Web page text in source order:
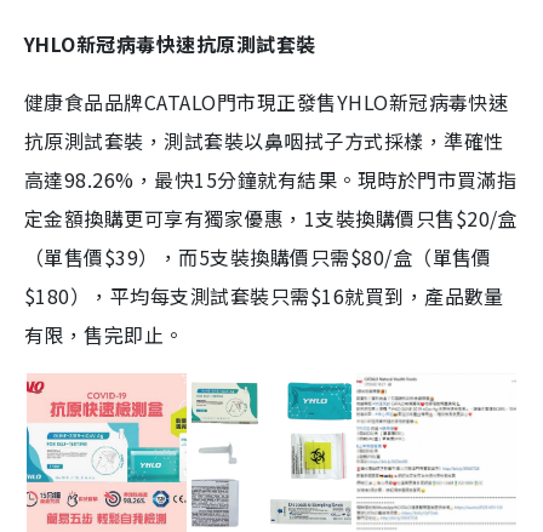
YHLO新冠病毒快速抗原測試套裝
健康食品品牌CATALO門市現正發售YHLO新冠病毒快速
抗原測試套裝，測試套裝以鼻咽拭子方式採樣，準確性
高達98.26%，最快15分鐘就有結果。現時於門市買滿指
定金額換購更可享有獨家優惠，1支裝換購價只售$20/盒
（單售價$39），而5支裝換購價只需$80/盒（單售價
$180），平均每支測試套裝只需$16就買到，產品數量
有限，售完即止。